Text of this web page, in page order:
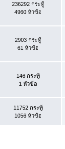
236292 กระทู้
4960 หัวข้อ
2903 กระทู้
61 หัวข้อ
146 กระทู้
1 หัวข้อ
11752 กระทู้
1056 หัวข้อ